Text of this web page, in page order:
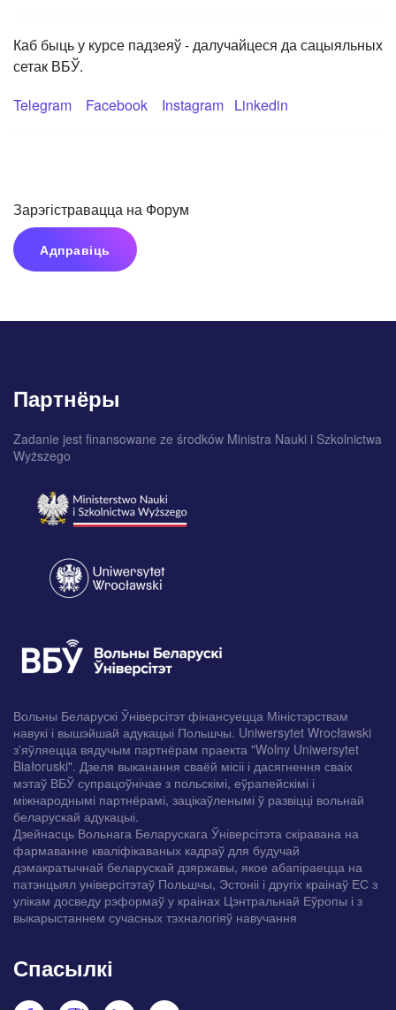
Каб быць у курсе падзеяў - далучайцеся да сацыяльных
сетак ВБЎ.
Telegram
Facebook Instagram Linkedin
Зарэгістравацца на Форум
Адправіць
Партнёры
Zadanie jest finansowane ze środków Ministra Nauki i Szkolnictwa
Wyższego
Вольны Беларускі Ўніверсітэт фінансуецца Міністэрствам
навукі і вышэйшай адукацыі Польшчы. Uniwersytet Wrocławski
з'яўляецца вядучым партнёрам праекта "Wolny Uniwersytet
Białoruski". Дзеля выканання сваёй місіі і дасягнення сваіх
мэтаў ВБЎ супрацоўнічае з польскімі, еўрапейскімі і
міжнароднымі партнёрамі, зацікаўленымі ў развіцці вольнай
беларускай адукацыі.
Дзейнасць Вольнага Беларускага Ўніверсітэта скіравана на
фармаванне кваліфікаваных кадраў для будучай
дэмакратычнай беларускай дзяржавы, якое абапіраецца на
патэнцыял універсітэтаў Польшчы, Эстоніі і другіх краінаў ЕС з
улікам досведу рэформаў у краінах Цэнтральнай Еўропы і з
выкарыстаннем сучасных тэхналогіяў навучання
Спасылкі